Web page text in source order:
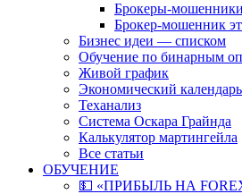
Брокеры-
Брокер-мошенник
Бизнес идеи — списком
Обучение по бинарным
Живой график
Экономический календарь
Теханализ
Система Оскара Грайнда
Калькулятор мартингейла
Все статьи
ОБУЧЕНИЕ
💵 «ПРИБЫЛЬ НА